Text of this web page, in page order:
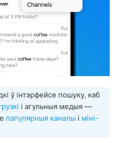
ў інтэрфейсе пошуку, каб
і агульныя медыя —
папулярныя каналы і міні-